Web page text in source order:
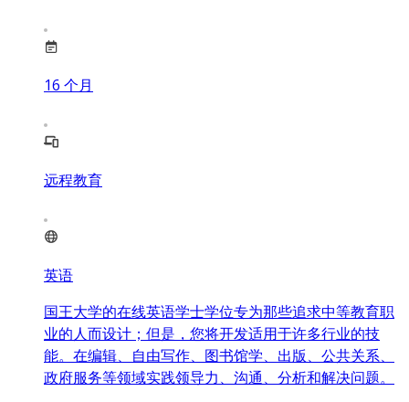
16 个月
远程教育
英语
国王大学的在线英语学士学位专为那些追求中等教育职
业的人而设计；但是，您将开发适用于许多行业的技
能。在编辑、自由写作、图书馆学、出版、公共关系、
政府服务等领域实践领导力、沟通、分析和解决问题。